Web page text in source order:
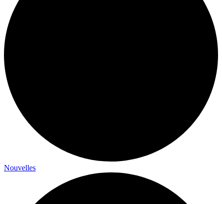
Nouvelles